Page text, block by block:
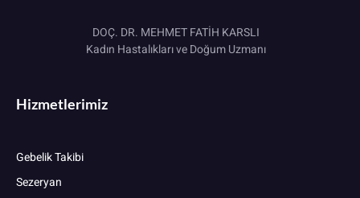
DOÇ. DR. MEHMET FATİH KARSLI
Kadın Hastalıkları ve Doğum Uzmanı
Hizmetlerimiz
Gebelik Takibi
Sezeryan